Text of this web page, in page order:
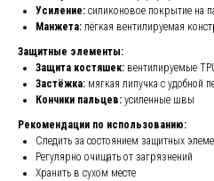
Усиление: силиконовое покрытие на
Манжета:лёгкая вентилируемая
Защитные элементы:
Защита костяшек: вентилируемые
Застёжка: мягкая липучка с удобной
Кончики пальцев: усиленные швы
Рекомендации по использованию:
Следить за состоянием защитных
Регулярно очищать от загрязнений
Хранить в сухом месте